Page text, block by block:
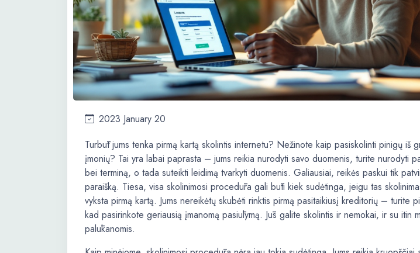
2023 January 20
Turbūt jums tenka pirmą kartą skolintis internetu? Nežinote kaip pasiskolinti pinigų iš
įmonių? Tai yra labai paprasta – jums reikia nurodyti savo duomenis, turite nurodyti
bei terminą, o tada suteikti leidimą tvarkyti duomenis. Galiausiai, reikės paskui tik
paraišką. Tiesa, visa skolinimosi procedūra gali būti kiek sudėtinga, jeigu tas
vyksta pirmą kartą. Jums nereikėtų skubėti rinktis pirmą pasitaikiusį kreditorių – turite
kad pasirinkote geriausią įmanomą pasiūlymą. Jūs galite skolintis ir nemokai, ir su itin
palūkanomis.